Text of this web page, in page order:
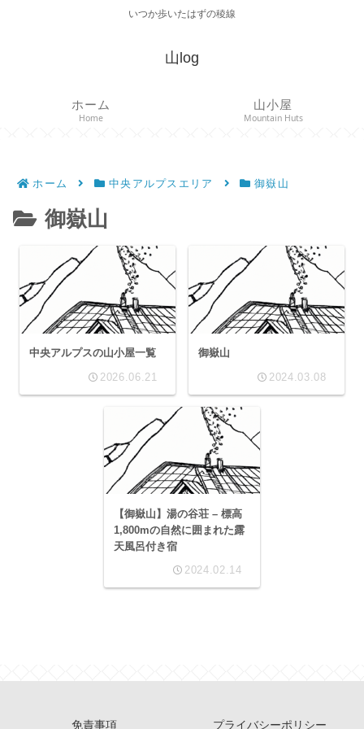
いつか歩いたはずの稜線
山log
ホーム
Home
山小屋
Mountain Huts
ホーム 中央アルプスエリア 御嶽山
御嶽山
中央アルプスの山小屋一覧
2026.06.21
御嶽山
2024.03.08
【御嶽山】湯の谷荘 – 標高
1,800mの自然に囲まれた露
天風呂付き宿
2024.02.14
免責事項 プライバシーポリシー